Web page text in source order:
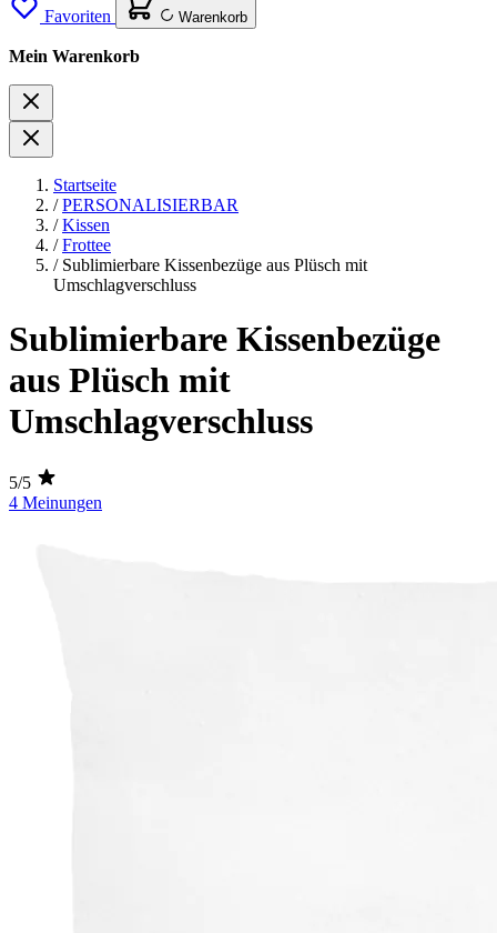
Favoriten Warenkorb
Mein Warenkorb
Startseite
/ PERSONALISIERBAR
/ Kissen
/ Frottee
/ Sublimierbare Kissenbezüge aus Plüsch mit
Umschlagverschluss
Sublimierbare Kissenbezüge
aus Plüsch mit
Umschlagverschluss
5/5
4 Meinungen